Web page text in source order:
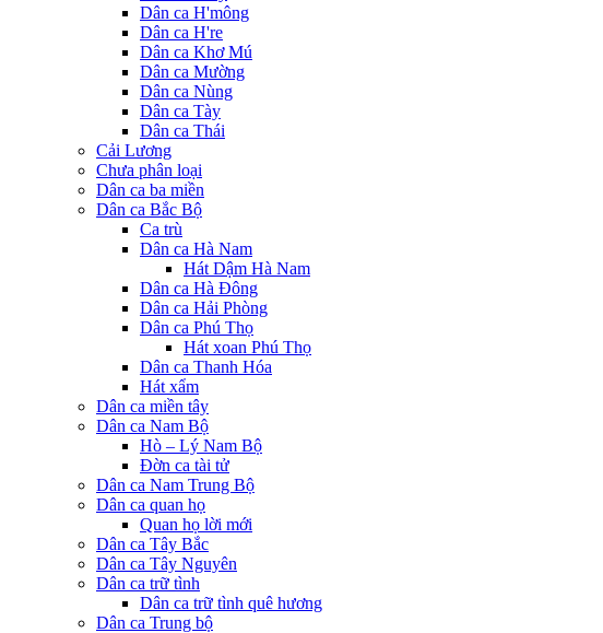
Dân ca H'mông
Dân ca H're
Dân ca Khơ Mú
Dân ca Mường
Dân ca Nùng
Dân ca Tày
Dân ca Thái
Cải Lương
Chưa phân loại
Dân ca ba miền
Dân ca Bắc Bộ
Ca trù
Dân ca Hà Nam
Hát Dậm Hà Nam
Dân ca Hà Đông
Dân ca Hải Phòng
Dân ca Phú Thọ
Hát xoan Phú Thọ
Dân ca Thanh Hóa
Hát xẩm
Dân ca miền tây
Dân ca Nam Bộ
Hò – Lý Nam Bộ
Đờn ca tài tử
Dân ca Nam Trung Bộ
Dân ca quan họ
Quan họ lời mới
Dân ca Tây Bắc
Dân ca Tây Nguyên
Dân ca trữ tình
Dân ca trữ tình quê hương
Dân ca Trung bộ